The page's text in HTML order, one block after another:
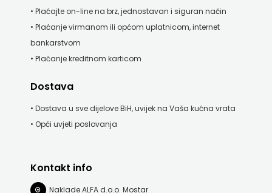
• Plaćajte on-line na brz, jednostavan i siguran način
• Plaćanje virmanom ili općom uplatnicom, internet
bankarstvom
• Plaćanje kreditnom karticom
Dostava
• Dostava u sve dijelove BiH, uvijek na Vaša kućna vrata
• Opći uvjeti poslovanja
Kontakt info
Naklade ALFA d.o.o. Mostar